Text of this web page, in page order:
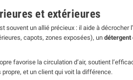
et extérieures
souvent un allié précieux : il aide à
capots, zones exposées), un détergent
favorise la circulation d’air, soutient
et un client qui voit la différence.